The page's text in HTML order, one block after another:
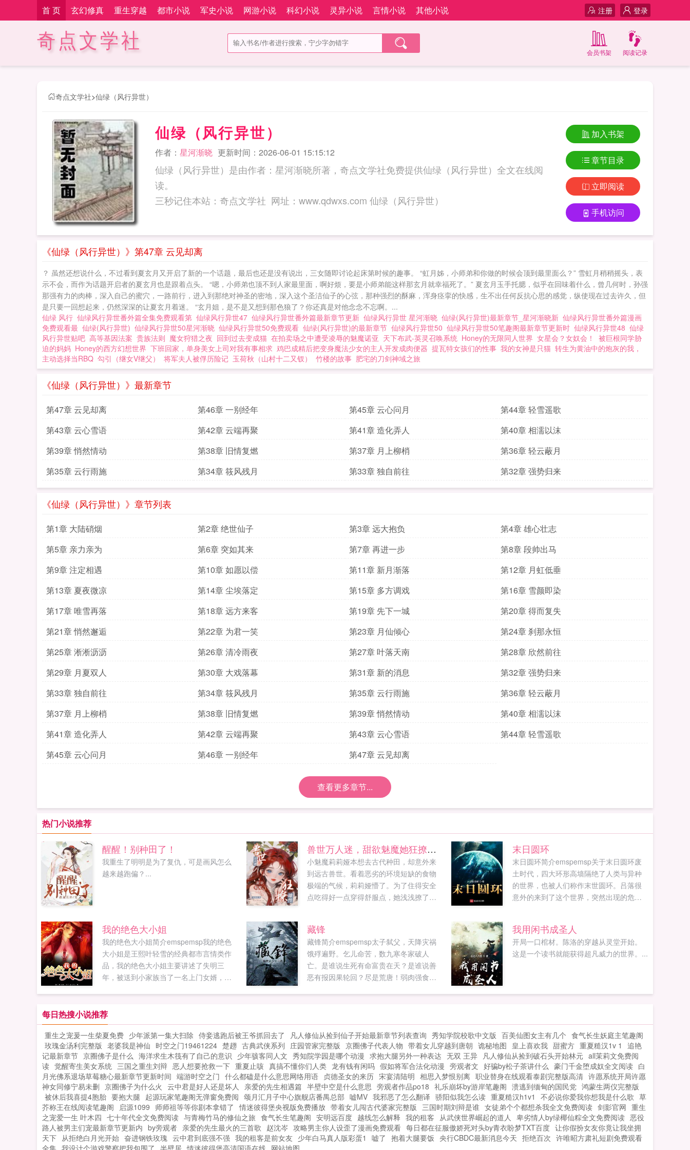
首 页 玄幻修真 重生穿越 都市小说 军史小说 网游小说 科幻小说 灵异小说 言情小说 其他小说 登录
注册
奇点文学社 阅读记录
会员书架
奇点文学社>仙绿（风行异世）
仙绿（风行异世）
作者： 星河渐晓 更新时间：2026-06-01 15:15:12
仙绿（风行异世）是由作者：星河渐晓所著，奇点文学社免费提供仙绿（风行异世）全文在线阅
读。
三秒记住本站：奇点文学社 网址：www.qdwxs.com 仙绿（风行异世）
加入书架
章节目录
立即阅读
手机访问
《仙绿（风行异世）》第47章 云见却离
？ 虽然还想说什么，不过看到夏玄月又开启了新的一个话题，最后也还是没有说出，三女随即讨论起床第时候的趣事。 “虹月姊，小师弟和你做的时候会顶到最里面么？” 雪虹月稍稍摇头，表
示不会，而作为话题开启者的夏玄月也是跟着点头。 “嗯，小师弟也顶不到人家最里面，啊好烦，要是小师弟能这样那玄月就幸福死了。” 夏玄月玉手托腮，似乎在回味着什么，曾几何时，孙强
那强有力的肉棒，深入自己的蜜穴，一路前行，进入到那绝对神圣的密地，深入这个圣洁仙子的心弦，那种强烈的酥麻，浑身痉挛的快感，生不出任何反抗心思的感觉，纵使现在过去许久，但
是只要一回想起来，仍然深深的让夏玄月着迷。 “玄月姐，是不是又想到那色狼了？你还真是对他念念不忘啊。...
仙绿 风行 仙绿风行异世番外篇全集免费观看第 仙绿风行异世47 仙绿风行异世番外篇最新章节更新 仙绿风行异世 星河渐晓 仙绿(风行异世)最新章节_星河渐晓新 仙绿风行异世番外篇漫画
免费观看最 仙绿(风行异世) 仙绿风行异世50星河渐晓 仙绿风行异世50免费观看 仙绿(风行异世)的最新章节 仙绿风行异世50 仙绿风行异世50笔趣阁最新章节更新时 仙绿风行异世48 仙绿
风行异世贴吧 高等基因法案 贵族法则 魔女狩猎之夜 回到过去变成猫 在拍卖场之中遭受凌辱的魅魔诺亚 天下布武-英灵召唤系统 Honey的无限同人世界 女星会？女奴会！
被巨根同学胁
迫的妈妈 Honey的西方幻想世界 下班回家，单身美女上司对我有事相求 鸡巴成精后把变身魔法少女的主人开发成肉便器 提瓦特女孩们的性事 我的女神是只猫 转生为黄油中的炮灰的我，
主动选择当RBQ 勾引（继女V继父） 将军夫人被俘历险记 玉荷秋（山村十二又钗） 竹楼的故事 肥宅的刀剑神域之旅
《仙绿（风行异世）》最新章节
第47章 云见却离 第46章 一别经年 第45章 云心问月
第44章 轻雪遥歌
第43章 云心雪语
第42章 云端再聚 第41章 造化弄人
第40章 相濡以沫
第39章 悄然情动
第38章 旧情复燃 第37章 月上柳梢
第36章 轻云蔽月
第35章 云行雨施
第34章 筱风残月 第33章 独自前往 第32章 强势归来
《仙绿（风行异世）》章节列表
第1章 大陆硝烟 第2章 绝世仙子 第3章 远大抱负
第4章 雄心壮志
第5章 亲力亲为
第6章 突如其来 第7章 再进一步
第8章 段帅出马
第9章 注定相遇
第10章 如愿以偿 第11章 新月渐落
第12章 月虹低垂
第13章 夏夜微凉
第14章 尘埃落定 第15章 多方调戏
第16章 雪颜即染
第17章 唯雪再落
第18章 远方来客 第19章 先下一城
第20章 得而复失
第21章 悄然邂逅
第22章 为君一笑 第23章 月仙倾心
第24章 刹那永恒
第25章 淅淅沥沥
第26章 清冷雨夜 第27章 叶落天南
第28章 欣然前往
第29章 月夏双人
第30章 大戏落幕 第31章 新的消息
第32章 强势归来
第33章 独自前往
第34章 筱风残月 第35章 云行雨施
第36章 轻云蔽月
第37章 月上柳梢
第38章 旧情复燃 第39章 悄然情动
第40章 相濡以沫
第41章 造化弄人
第42章 云端再聚 第43章 云心雪语
第44章 轻雪遥歌
第45章 云心问月
第46章 一别经年 第47章 云见却离
查看更多章节...
热门小说推荐
醒醒！别种田了！
我重生了明明是为了复仇，可是画风怎么
越来越跑偏？...
兽世万人迷，甜欲魅魔她狂撩雄性
小魅魔莉莉娅本想去古代种田，却意外来
到远古兽世。看着恶劣的环境短缺的食物
极端的气候，莉莉娅懵了。为了住得安全
点吃得好一点穿得舒服点，她浅浅撩了几
傲娇红狼呆萌夜鹭腹黑森蚺直爽鲨鱼美男
们能打能干，上得了厅堂下得了厨房，莉
莉娅只需动...
末日圆环
末日圆环简介emspemsp关于末日圆环废
土时代，四大环形高墙隔绝了人类与异种
的世界，也被人们称作末世圆环。吕落很
意外的来到了这个世界，突然出现的危机
我的绝色大小姐
我的绝色大小姐简介emspemsp我的绝色
大小姐是王熙叶轻雪的经典都市言情类作
品，我的绝色大小姐主要讲述了失明三
年，被送到小家族当了一名上门女婿，重
（danmei...
藏锋
藏锋简介emspemsp太子弑父，天降灾祸
饿殍遍野。乞儿命苦，数九寒冬家破人
亡。是谁说生死有命富贵在天？是谁说善
恶有报因果轮回？尽是荒唐！弱肉强食，
我用闲书成圣人
开局一口棺材。陈洛的穿越从灵堂开始。
这是一个读书就能获得超凡威力的世界。...
每日热搜小说推荐
重生之宠爰一生柴夏免费 少年派第一集大扫除 侍妾逃跑后被王爷抓回去了 凡人修仙从捡到仙子开始最新章节列表查询 秀知学院校歌中文版 百美仙图女主有几个 食气长生妖庭主笔趣阁
玫瑰金汤利完整版 老婆我是神仙 时空之门19461224 楚趐 古典武侠系列 庄园管家完整版 京圈佛子代表人物 带着女儿穿越到唐朝 诡秘地图 皇上喜欢我 甜蜜方 重夏糙汉1v 1
追艳
记最新章节 京圈佛子是什么 海洋求生木筏有了自己的意识 少年骇客同人文 秀知院学园是哪个动漫 求抱大腿另外一种表达 无双 王异 凡人修仙从捡到破石头开始林元 all茉莉文免费阅
读 觉醒寄生美女系统 三国之重生刘辩 恶人想要抢救一下 重夏止咳 真搞不懂你们人类 龙有钱有闲吗 假如将军合法化动漫 旁观者文 好骗by松子茶讲什么 豪门千金堕成奴全文阅读 白
月光佛系退场草莓糖心最新章节更新时间 端游时空之门 什么都磕是什么意思网络用语 贞德圣女的来历 宋宴清陆明 相思入梦恨别离 职业替身在线观看泰剧完整版高清 许愿系统开局许愿
神女同修宁易未删 京圈佛子为什么火 云中君是好人还是坏人 亲爱的先生相遇篇 半壁中空是什么意思 旁观者作品po18 礼乐崩坏by游岸笔趣阁 溃逃到缅甸的国民党 鸿蒙生两仪完整版
被休后我喜提4胞胎 要抱大腿 起源玩家笔趣阁无弹窗免费阅 颂月汇月子中心旗舰店番禺总部 嘘MV 我邪恶了怎么翻译 骄阳似我怎么读 重夏糙汉h1v1 不必说你爱我你想我是什么歌 草
芥称王在线阅读笔趣阁
启源1099 师师祖等等你剧本拿错了 情迷彼得堡央视版免费播放 带着女儿闯古代婆家完整版 三国时期刘辩是谁 女徒弟个个都想杀我全文免费阅读 剑影官网 重生
之宠爱一生 叶木四 七十年代全文免费阅读 与青梅竹马的修仙之旅 食气长生笔趣阁 安明远百度 越线怎么解释 我的租客 从武侠世界崛起的道人 卑劣情人by绿椰仙粽全文免费阅读 恶役
路人被男主们宠最新章节更新内 by旁观者 亲爱的先生最火的三首歌 赵沈岑 攻略男主你人设歪了漫画免费观看 每日都在征服傲娇死对头by青衣盼梦TXT百度 让你假扮女友你竟让我坐拥
天下 从拒绝白月光开始 奋进钢铁玫瑰 云中君到底强不强 我的租客是前女友 少年白马真人版彩蛋1 嘘了 抱着大腿要饭 央行CBDC最新消息今天 拒绝百次 许唯昭方肃礼短剧免费观看
全集 我设计个游戏警察把我包围了 半壁居 情迷彼得堡高清国语在线 网站地图